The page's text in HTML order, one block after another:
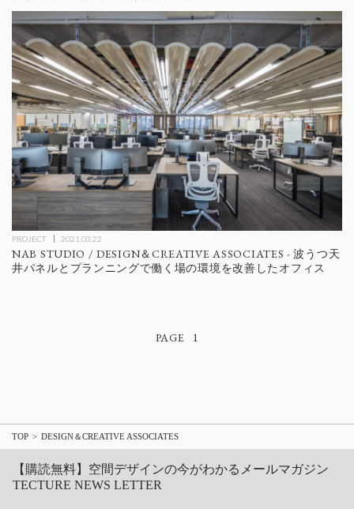
PROJECT 2021.03.22
NAB STUDIO / DESIGN＆CREATIVE ASSOCIATES - 波うつ天
井パネルとプランニングで働く場の環境を改善したオフィス
1
TOP DESIGN＆CREATIVE ASSOCIATES
【購読無料】空間デザインの今がわかるメールマガジン
TECTURE NEWS LETTER